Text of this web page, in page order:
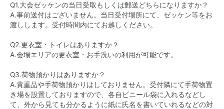
Q1.大会ゼッケンの当日受取もしくは郵送どちらになりますか？
A.事前送付はございません。当日受付場所にて、ゼッケン等をお
渡しします。受付時間内にてお越しください。
Q2.更衣室・トイレはありますか？
A.会場エリアの更衣室・お手洗いの利用が可能です。
Q3.荷物預かりはありますか？
A.貴重品や手荷物預かりはしておりません。受付隣にて手荷物置
き場を設置しておりますので、各自ビニール袋に入れるなどし
て、外から見ても分かるように紙に氏名を書いていれるなどの対